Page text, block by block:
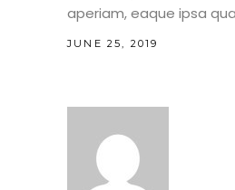
aperiam, eaque ipsa
JUNE 25, 2019